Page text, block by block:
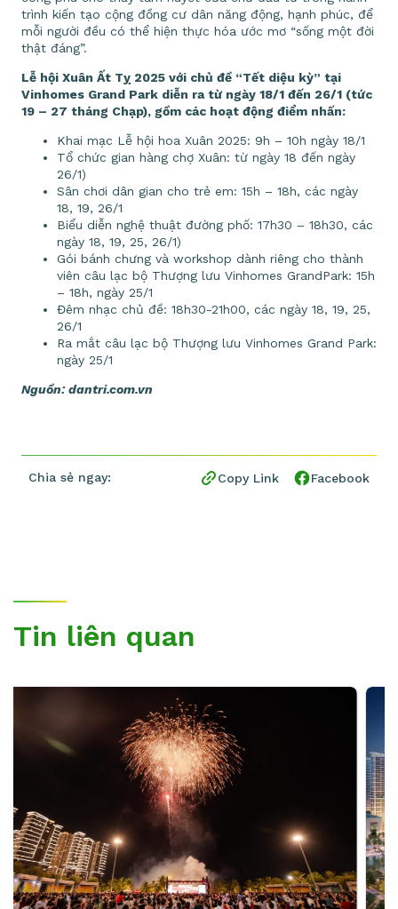
trình kiến tạo cộng đồng cư dân năng động, hạnh phúc, để
mỗi người đều có thể hiện thực hóa ước mơ “sống một đời
thật đáng”.
Lễ hội Xuân Ất Tỵ 2025 với chủ đề “Tết diệu kỳ” tại
Vinhomes Grand Park diễn ra từ ngày 18/1 đến 26/1 (tức
19 – 27 tháng Chạp), gồm các hoạt động điểm nhấn:
Khai mạc Lễ hội hoa Xuân 2025: 9h – 10h ngày 18/1
Tổ chức gian hàng chợ Xuân: từ ngày 18 đến ngày
26/1)
Sân chơi dân gian cho trẻ em: 15h – 18h, các ngày
18, 19, 26/1
Biểu diễn nghệ thuật đường phố: 17h30 – 18h30, các
ngày 18, 19, 25, 26/1)
Gói bánh chưng và workshop dành riêng cho thành
viên câu lạc bộ Thượng lưu Vinhomes GrandPark: 15h
– 18h, ngày 25/1
Đêm nhạc chủ đề: 18h30-21h00, các ngày 18, 19, 25,
26/1
Ra mắt câu lạc bộ Thượng lưu Vinhomes Grand Park:
ngày 25/1
Nguồn: dantri.com.vn
Chia sẻ ngay: Copy Link Facebook
Tin liên quan